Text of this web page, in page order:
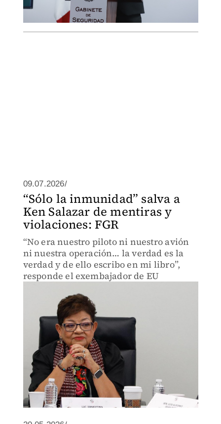
09.07.2026/
“Sólo la inmunidad” salva a
Ken Salazar de mentiras y
violaciones: FGR
“No era nuestro piloto ni nuestro avión
ni nuestra operación… la verdad es la
verdad y de ello escribo en mi libro”,
responde el exembajador de EU